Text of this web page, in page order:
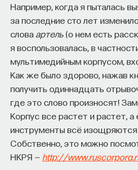
Например, когда я пыталась
за последние сто лет
слова артель (о нем есть
я воспользовалась, в
мультимедийным корпусом,
Как же было здорово, нажав
получить одиннадцать
где это слово произносят!
Корпус все растет и растет, а
инструменты всё
Собственно, это можно
НКРЯ — http://
МЕДИЦИНА СОН
БЕССОННИЦА ЕСТЕСТВЕННЫЕ
ЖУРНАЛ НАУКА СНА
о которой очень часто
текст «Повести» был написан
вторых, «Повесть»
летописных сводах — это
годов XI века, ему
свод, как назвал его Алексей
Шахматов, выделивший этот
и он был написан в 30-е годы XI
С Шахматовым многие
не согласны, но все сходятся
годы XI века был создан какой-
Рассказ этот, как говорят,